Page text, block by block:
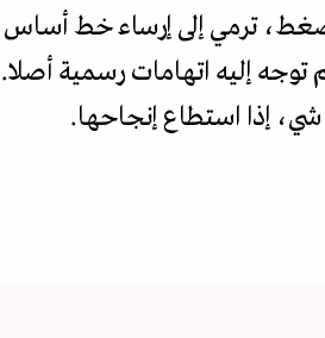
ترمي إلى إرساء خط أساس
إليه اتهامات رسمية
إذا استطاع إنجاحها.